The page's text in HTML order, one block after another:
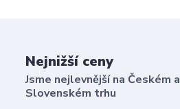
Nejnižší ceny
Jsme nejlevnější na Českém a
Slovenském trhu